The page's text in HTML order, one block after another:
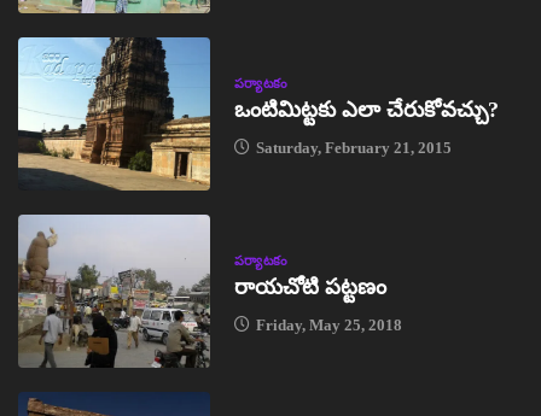
పర్యాటకం
ఒంటిమిట్టకు ఎలా చేరుకోవచ్చు?
Saturday, February 21, 2015
పర్యాటకం
రాయచోటి పట్టణం
Friday, May 25, 2018